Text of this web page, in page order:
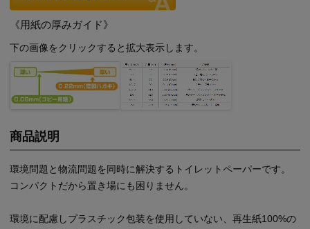
《用紙の厚みガイド》
下の画像をクリックすると拡大表示します。
商品説明
環境問題と物流問題を同時に解決するトイレットペーパーです。
コンパクトだから置き場にも困りません。
環境に配慮しプラスチック包装を使用していない、再生紙100%の